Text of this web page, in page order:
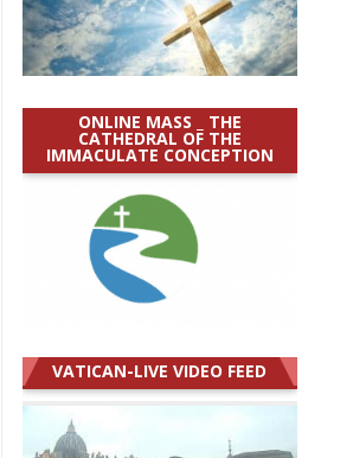
ONLINE MASS _ THE
CATHEDRAL OF THE
IMMACULATE CONCEPTION
VATICAN-LIVE VIDEO FEED